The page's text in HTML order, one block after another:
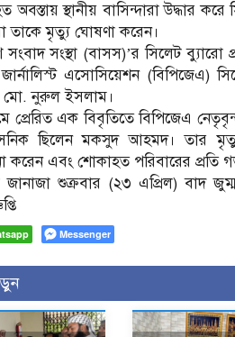
অবস্তায় স্থানীয় বাসিন্দারা উদ্ধার
তাকে মৃত্যু ঘোষণা করেন।
সংবাদ সংস্থা (বাসস)’র সিলেট
এসোসিয়েশন (বিপিজেএ)
মো. নুরুল ইসলাম।
প্রেরিত এক বিবৃতিতে বিপিজেএ
ছিলেন মকসুদ আহমদ। তার
করেন এবং শোকাহত পরিবারের প্রতি
জানাজা শুক্রবার (২৩ এপ্রিল) বাদ
Messenger